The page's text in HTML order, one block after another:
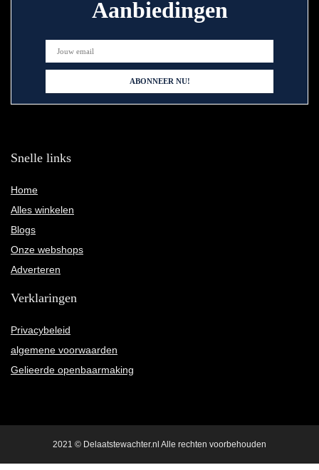
Aanbiedingen
Snelle links
Home
Alles winkelen
Blogs
Onze webshops
Adverteren
Verklaringen
Privacybeleid
algemene voorwaarden
Gelieerde openbaarmaking
2021 © Delaatstewachter.nl Alle rechten voorbehouden